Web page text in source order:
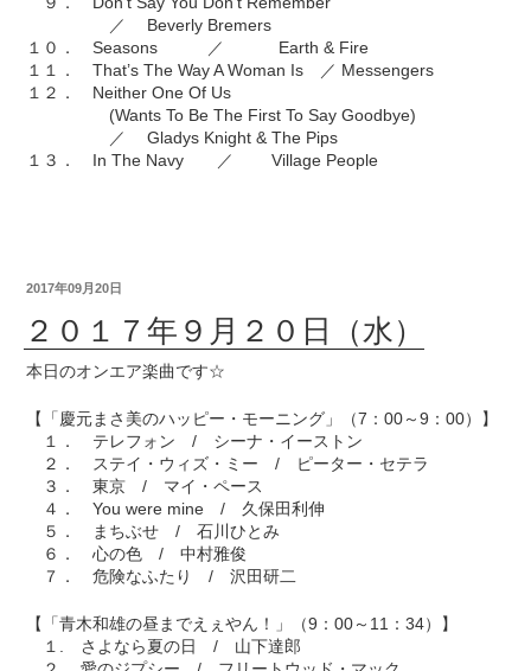
／ Beverly Bremers
１０． Seasons ／ Earth & Fire
１１． That’s The Way A Woman Is ／ Messengers
１２． Neither One Of Us
(Wants To Be The First To Say Goodbye)
／ Gladys Knight & The Pips
１３． In The Navy ／ Village People
2017年09月20日
２０１７年９月２０日（水）
本日のオンエア楽曲です☆
【「慶元まさ美のハッピー・モーニング」（7：00～9：00）】
１． テレフォン / シーナ・イーストン
２． ステイ・ウィズ・ミー / ピーター・セテラ
３． 東京 / マイ・ペース
４． You were mine / 久保田利伸
５． まちぶせ / 石川ひとみ
６． 心の色 / 中村雅俊
７． 危険なふたり / 沢田研二
【「青木和雄の昼までえぇやん！」（9：00～11：34）】
１. さよなら夏の日 / 山下達郎